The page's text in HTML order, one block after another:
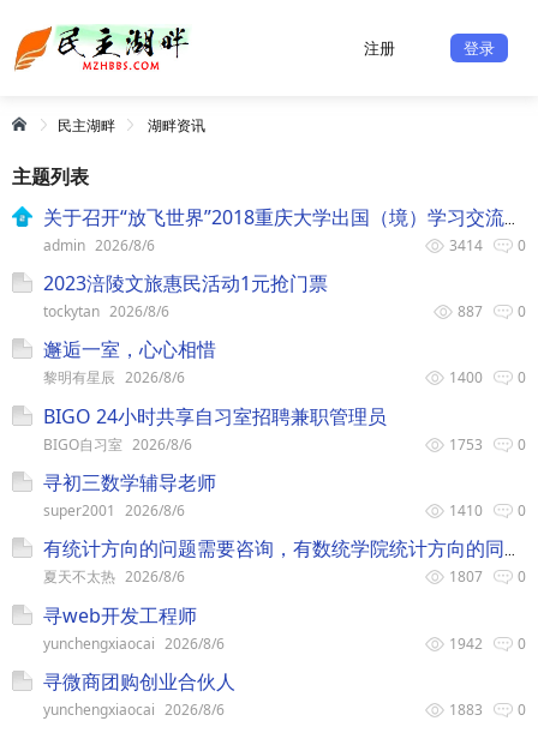
注册 登录
民主湖畔 湖畔资讯
主题列表
0
3414
admin 2026/8/6
2023涪陵文旅惠民活动1元抢门票
0
887
tockytan 2026/8/6
邂逅一室，心心相惜
0
1400
黎明有星辰 2026/8/6
BIGO 24小时共享自习室招聘兼职管理员
0
1753
BIGO自习室 2026/8/6
寻初三数学辅导老师
0
1410
super2001 2026/8/6
有统计方向的问题需要咨询，有数统学院统计方向的同学吗
0
1807
夏天不太热 2026/8/6
寻web开发工程师
0
1942
yunchengxiaocai 2026/8/6
寻微商团购创业合伙人
0
1883
yunchengxiaocai 2026/8/6